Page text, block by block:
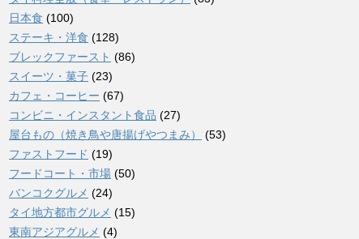
日本食 (100)
ステーキ・洋食 (128)
ブレックファースト (86)
スイーツ・菓子 (23)
カフェ・コーヒー (67)
コンビニ・インスタント食品 (27)
屋台もの（焼き鳥や唐揚げやつまみ）
(53)
ファストフード (19)
フードコート・市場 (50)
バンコクグルメ (24)
タイ地方都市グルメ (15)
東南アジアグルメ (4)